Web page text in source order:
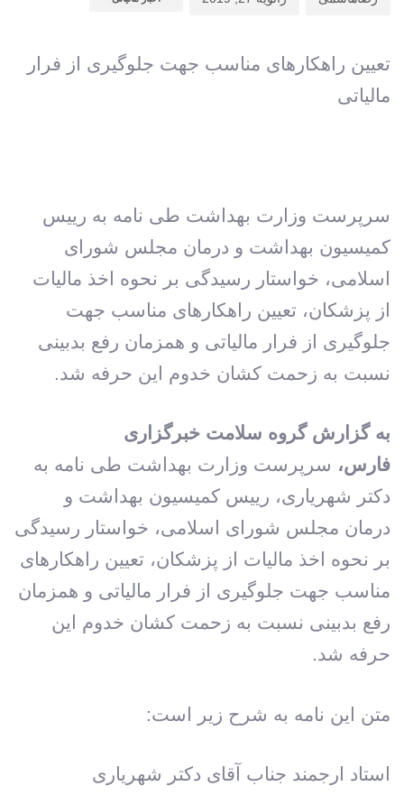
تعیین راهکارهای مناسب جهت جلوگیری از فرار
مالیاتی
سرپرست وزارت بهداشت طی نامه به رییس
کمیسیون بهداشت و درمان مجلس شورای
اسلامی، خواستار رسیدگی بر نحوه اخذ مالیات
از پزشکان، تعیین راهکارهای مناسب جهت
جلوگیری از فرار مالیاتی و همزمان رفع بدبینی
نسبت به زحمت کشان خدوم این حرفه شد.
به گزارش گروه سلامت خبرگزاری
فارس، سرپرست وزارت بهداشت طی نامه به
دکتر شهریاری، رییس کمیسیون بهداشت و
درمان مجلس شورای اسلامی، خواستار رسیدگی
بر نحوه اخذ مالیات از پزشکان، تعیین راهکارهای
مناسب جهت جلوگیری از فرار مالیاتی و همزمان
رفع بدبینی نسبت به زحمت کشان خدوم این
حرفه شد.
متن این نامه به شرح زیر است:
استاد ارجمند جناب آقای دکتر شهریاری